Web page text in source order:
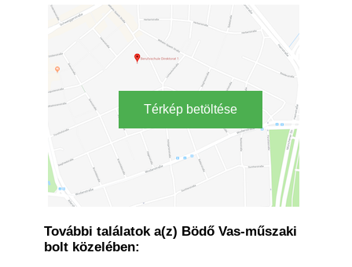
Térkép betöltése
További találatok a(z) Bödő Vas-műszaki
bolt közelében: